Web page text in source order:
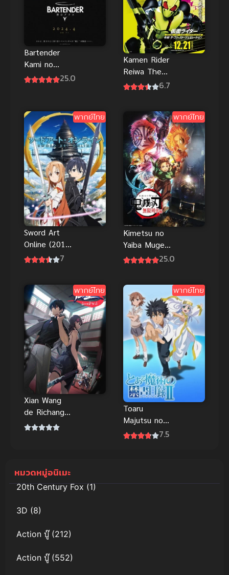
Bartender
Kami no
Glass แก้ว25.0
Kamen Rider
Reiwa The
First
กำเนิดใหม่ไอ้
มดแดงยุคเรย์
วะ พากย์ไทย
6.7
พากย์ไทย
Sword Art
Online (2012)
ซอร์ดอาร์ต7
พากย์ไทย
Kimetsu no
Yaiba Mugen
Ressha
25.0
พากย์ไทย
Xian Wang
de Richang
Shenghuo 4
Xian Wang
de Richang
Shenghuo 4
ชีวิตประจำวัน
ของราชาแห่ง
เซียน ภาค 4
พากย์ไทย
Toaru
Majutsu no
Index II
7.5
หมวดหมู่อนิเมะ
20th Century Fox(1)
3D (8)
Action บู๊(212)
Action บู๊(552)